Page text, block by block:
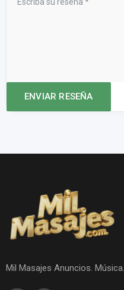
Mil Masajes Anuncios. Música.